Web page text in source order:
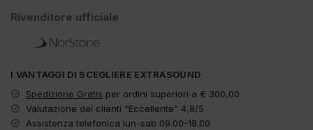
Rivenditore ufficiale
I VANTAGGI DI SCEGLIERE EXTRASOUND
Spedizione Gratis per ordini superiori a € 300,00
Valutazione dei clienti “Eccellente” 4,8/5
Assistenza telefonica lun-sab 09.00-18.00